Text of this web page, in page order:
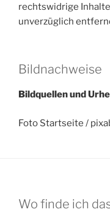
rechtswidrige
unverzüglich
Bildnachweise
Bildquellen und
Foto Startseite /
Wo finde ich